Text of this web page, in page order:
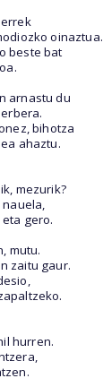
oinaztua.
beste bat
arnastu du
bihotza
ahaztu.
mezurik?
gero.
mutu.
zaitu gaur.
hurren.